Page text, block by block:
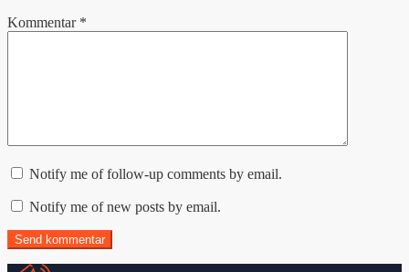
Kommentar *
Notify me of follow-up comments by email.
Notify me of new posts by email.